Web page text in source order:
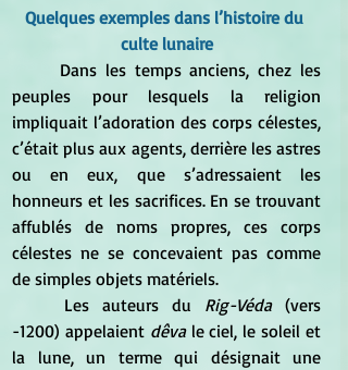
Quelques exemples dans l’histoire du
culte lunaire
peuples pour lesquels la religion
impliquait l’adoration des corps célestes,
c’était plus aux agents, derrière les astres
ou en eux, que s’adressaient les
honneurs et les sacrifices. En se trouvant
affublés de noms propres, ces corps
célestes ne se concevaient pas comme
de simples objets matériels.
	Les auteurs du
Rig-Véda (vers
-1200) appelaient dêva le ciel, le soleil et
la lune, un terme qui désignait une